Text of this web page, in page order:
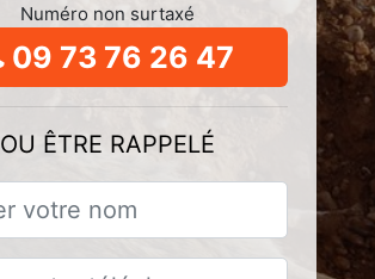
Numéro non surtaxé
09 73 76 26 47
OU ÊTRE RAPPELÉ